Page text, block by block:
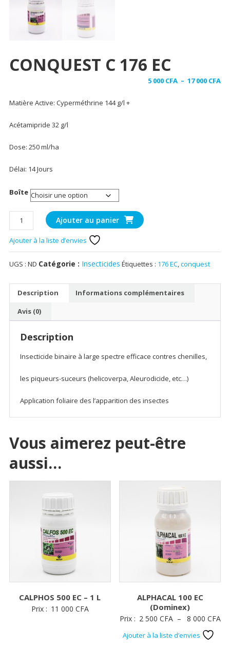
CONQUEST C 176 EC
5 000 CFA – 17 000 CFA
Matière Active: Cyperméthrine 144 g/l +
Acétamipride 32 g/l
Dose: 250 ml/ha
Délai: 14 Jours
Boîte
quantité
de
CONQUEST
C
176
Ajouter au panier
Ajouter à la liste d’envies
UGS : ND Catégorie : Insecticides Étiquettes : 176 EC,conquest
Description
Informations complémentaires
Avis (0)
Description
Insecticide binaire à large spectre efficace contres chenilles,
les piqueurs-suceurs (helicoverpa, Aleurodicide, etc…)
Application foliaire des l’apparition des insectes
Vous aimerez peut-être
aussi…
CALPHOS 500 EC – 1 L
Prix : 11 000 CFA
ALPHACAL 100 EC
(Dominex)
Prix : 2 500 CFA – 8 000 CFA
Ajouter à la liste d’envies